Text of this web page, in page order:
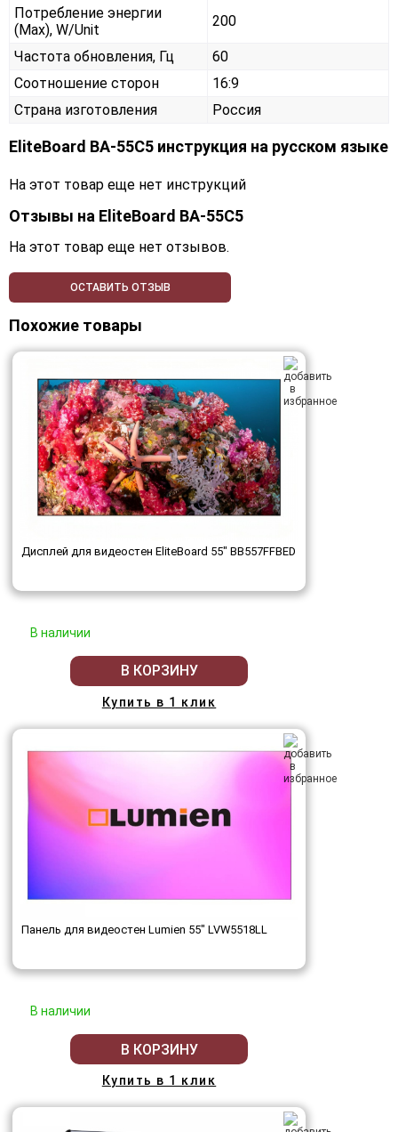
Потребление энергии
(Max), W/Unit
200
Частота обновления, Гц
60
Соотношение сторон
16:9
Страна изготовления
Россия
EliteBoard BA-55C5 инструкция на русском языке
На этот товар еще нет инструкций
Отзывы на EliteBoard BA-55C5
На этот товар еще нет отзывов.
ОСТАВИТЬ ОТЗЫВ
Похожие товары
Дисплей для видеостен EliteBoard 55" BB557FFBED
В наличии
В КОРЗИНУ
Купить в 1 клик
Панель для видеостен Lumien 55" LVW5518LL
В наличии
В КОРЗИНУ
Купить в 1 клик